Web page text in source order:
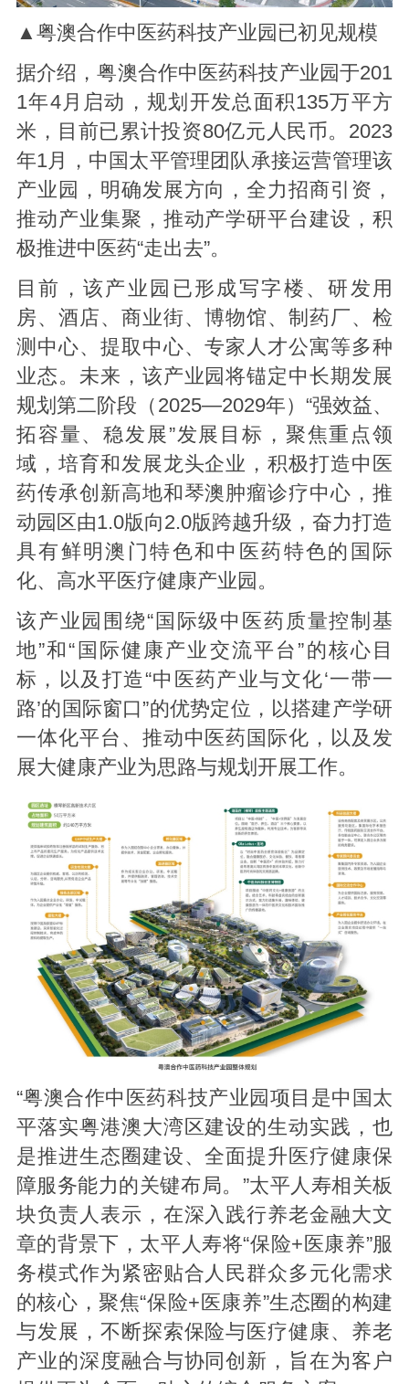
▲粤澳合作中医药科技产业园已初见规模
据介绍，粤澳合作中医药科技产业园于201
1年4月启动，规划开发总面积135万平方
米，目前已累计投资80亿元人民币。2023
年1月，中国太平管理团队承接运营管理该
产业园，明确发展方向，全力招商引资，
推动产业集聚，推动产学研平台建设，积
极推进中医药“走出去”。
目前，该产业园已形成写字楼、研发用
房、酒店、商业街、博物馆、制药厂、检
测中心、提取中心、专家人才公寓等多种
业态。未来，该产业园将锚定中长期发展
规划第二阶段（2025—2029年）“强效益、
拓容量、稳发展”发展目标，聚焦重点领
域，培育和发展龙头企业，积极打造中医
药传承创新高地和琴澳肿瘤诊疗中心，推
动园区由1.0版向2.0版跨越升级，奋力打造
具有鲜明澳门特色和中医药特色的国际
化、高水平医疗健康产业园。
该产业园围绕“国际级中医药质量控制基
地”和“国际健康产业交流平台”的核心目
标，以及打造“中医药产业与文化‘一带一
路’的国际窗口”的优势定位，以搭建产学研
一体化平台、推动中医药国际化，以及发
展大健康产业为思路与规划开展工作。
“粤澳合作中医药科技产业园项目是中国太
平落实粤港澳大湾区建设的生动实践，也
是推进生态圈建设、全面提升医疗健康保
障服务能力的关键布局。”太平人寿相关板
块负责人表示，在深入践行养老金融大文
章的背景下，太平人寿将“保险+医康养”服
务模式作为紧密贴合人民群众多元化需求
的核心，聚焦“保险+医康养”生态圈的构建
与发展，不断探索保险与医疗健康、养老
产业的深度融合与协同创新，旨在为客户